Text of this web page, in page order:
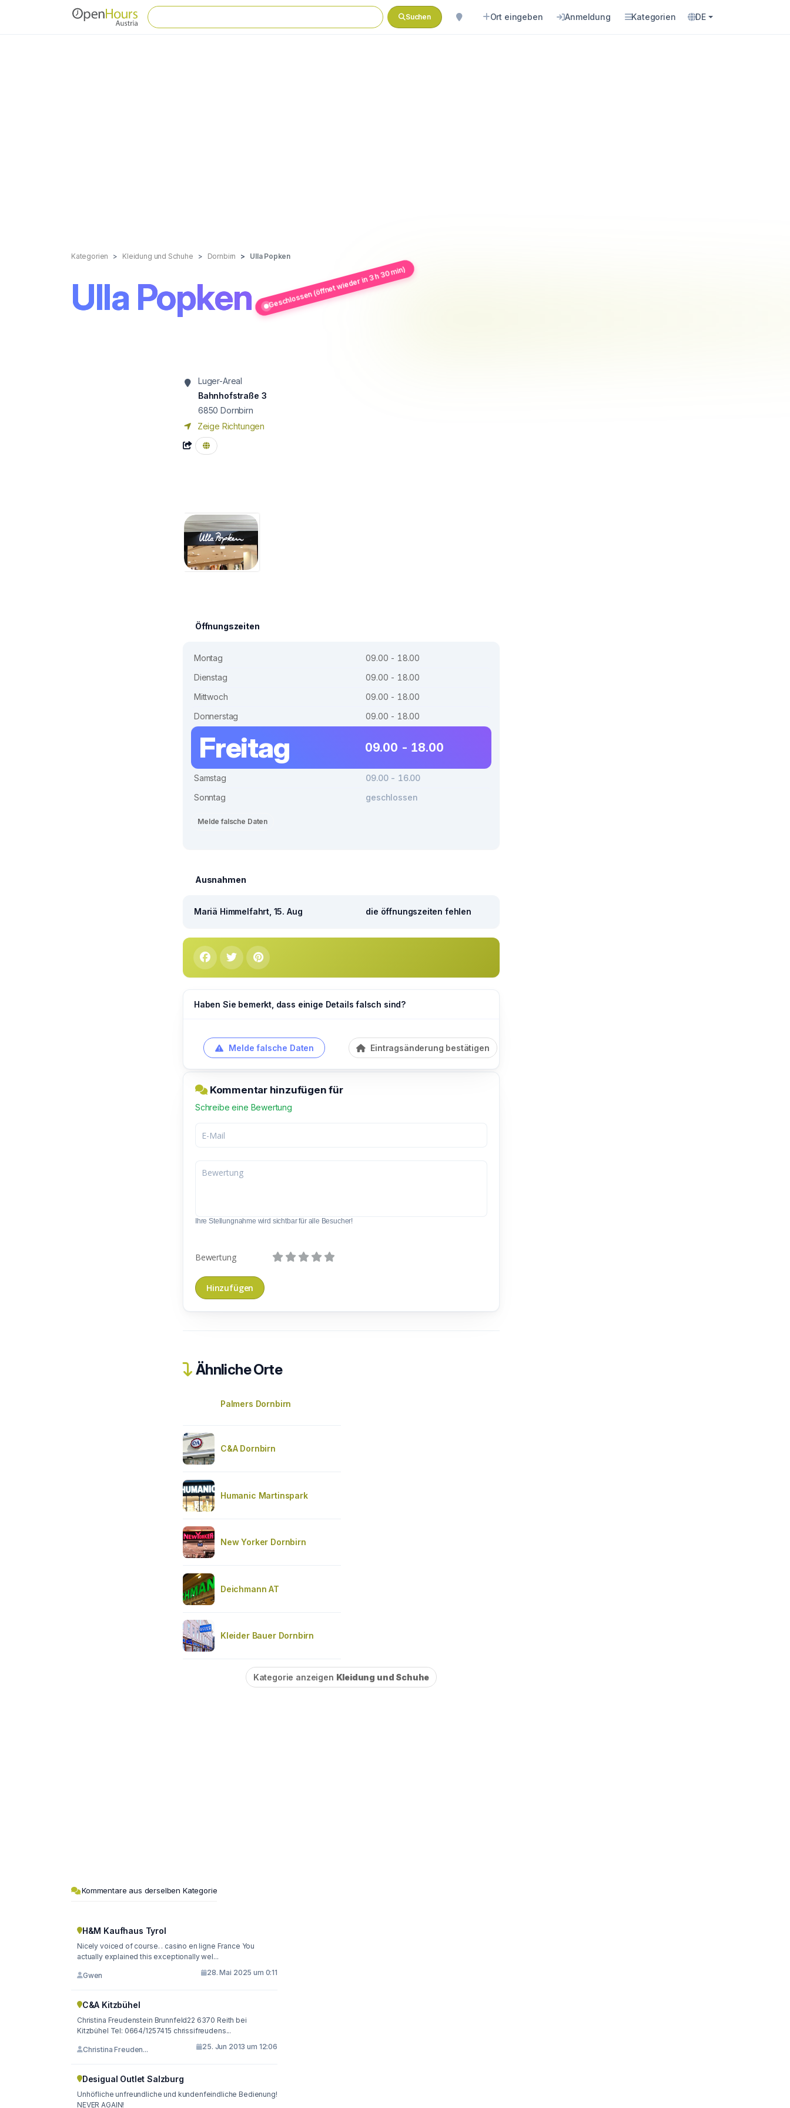
Suchen Ort eingeben Anmeldung Kategorien DE
Kategorien Kleidung und Schuhe Dornbirn Ulla Popken
Ulla Popken Geschlossen (öffnet wieder in 3 h 30 min)
Luger-Areal
Bahnhofstraße 3
6850 Dornbirn
Zeige Richtungen
Öffnungszeiten
Montag
09.00 - 18.00
Dienstag
09.00 - 18.00
Mittwoch
09.00 - 18.00
Donnerstag
09.00 - 18.00
Freitag 09.00 - 18.00
Samstag
09.00 - 16.00
Sonntag
geschlossen
Melde falsche Daten
Ausnahmen
Mariä Himmelfahrt, 15. Aug die öffnungszeiten fehlen
Haben Sie bemerkt, dass einige Details falsch sind?
Melde falsche Daten Eintragsänderung bestätigen
Kommentar hinzufügen für
Schreibe eine Bewertung
Ihre Stellungnahme wird sichtbar für alle Besucher!
Bewertung
Ähnliche Orte
Palmers Dornbirn
C&A Dornbirn
Humanic Martinspark
New Yorker Dornbirn
Deichmann AT
Kleider Bauer Dornbirn
Kategorie anzeigen Kleidung und Schuhe
Kommentare aus derselben Kategorie
H&M Kaufhaus Tyrol
Nicely voiced of course. . casino en ligne France You
actually explained this exceptionally wel...
Gwen 28. Mai 2025 um 0:11
C&A Kitzbühel
Christina Freudenstein Brunnfeld22 6370 Reith bei
Kitzbühel Tel: 0664/1257415 chrissifreudens...
Christina Freuden... 25. Jun 2013 um 12:06
Desigual Outlet Salzburg
Unhöfliche unfreundliche und kundenfeindliche Bedienung!
NEVER AGAIN!